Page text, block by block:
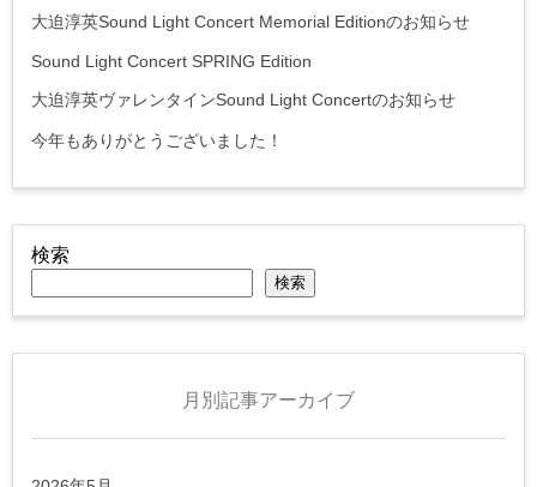
大迫淳英Sound Light Concert Memorial Editionのお知らせ
Sound Light Concert SPRING Edition
大迫淳英ヴァレンタインSound Light Concertのお知らせ
今年もありがとうございました！
検索
検索
月別記事アーカイブ